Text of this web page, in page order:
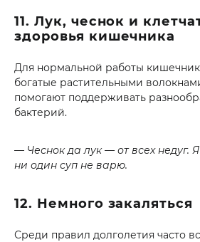
11. Лук, чеснок и
здоровья кишечника
Для нормальной работы
богатые растительными
помогают поддерживать
бактерий.
— Чеснок да лук — от всех недуг.
ни один суп не варю.
12. Немного закаляться
Среди правил долголетия часто